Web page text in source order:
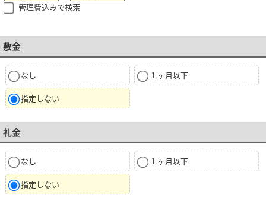
管理費込みで検索
敷金
なし １ヶ月以下
指定しない
礼金
なし １ヶ月以下
指定しない